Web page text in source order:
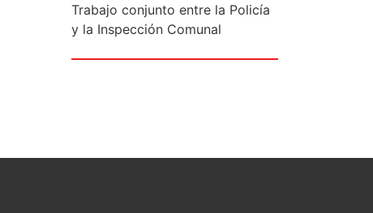
Trabajo conjunto entre la Policía
y la Inspección Comunal